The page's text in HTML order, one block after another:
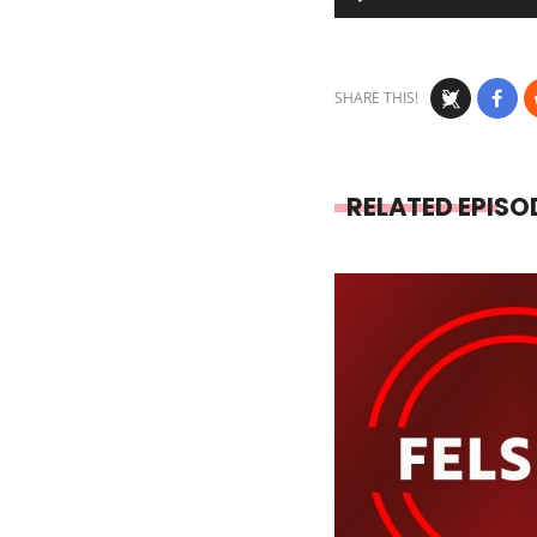
Player
SHARE THIS!
RELATED